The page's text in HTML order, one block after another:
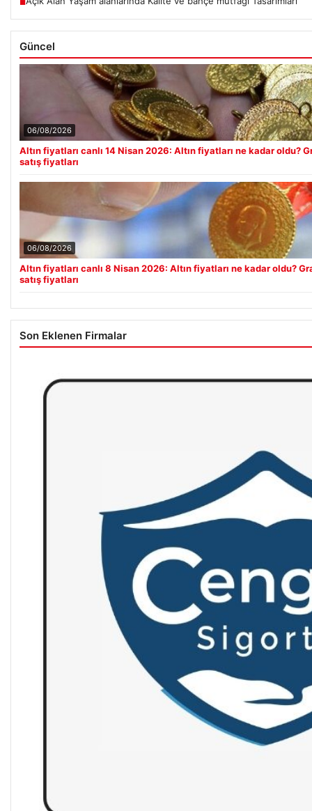
■
Güncel
06/08/2026
Altın fiyatları canlı 14 Nisan 2026: Altın fiyatları ne kadar oldu?
satış fiyatları
06/08/2026
Altın fiyatları canlı 8 Nisan 2026: Altın fiyatları ne kadar oldu?
satış fiyatları
Son Eklenen Firmalar